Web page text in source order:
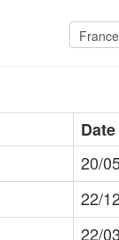
Date
20/
22/
22/